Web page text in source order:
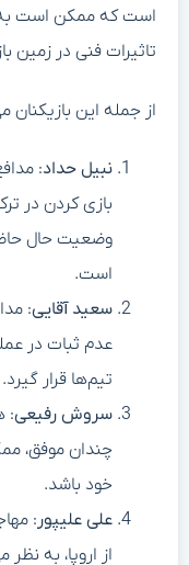
است که ممکن است به
تاثیرات فنی در زمین
از جمله این بازیکنان
نبیل حداد:
بازی کردن در
وضعیت حال
است.
سعید آقایی:
عدم ثبات در
تیم‌ها قرار گیرد.
سروش رفیعی:
چندان موفق،
خود باشد.
علی علیپور :
از اروپا، به